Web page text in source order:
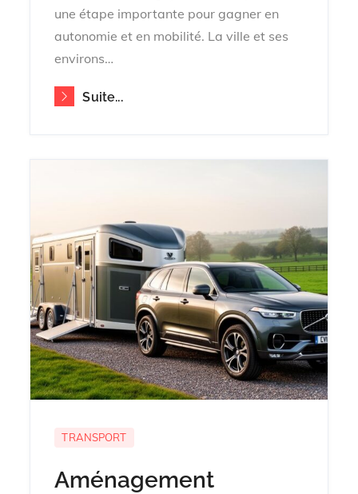
une étape importante pour gagner en
autonomie et en mobilité. La ville et ses
environs…
Suite...
TRANSPORT
Aménagement